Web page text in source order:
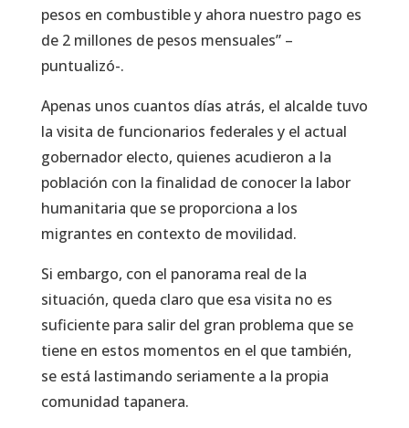
pesos en combustible y ahora nuestro pago es
de 2 millones de pesos mensuales” –
puntualizó-.
Apenas unos cuantos días atrás, el alcalde tuvo
la visita de funcionarios federales y el actual
gobernador electo, quienes acudieron a la
población con la finalidad de conocer la labor
humanitaria que se proporciona a los
migrantes en contexto de movilidad.
Si embargo, con el panorama real de la
situación, queda claro que esa visita no es
suficiente para salir del gran problema que se
tiene en estos momentos en el que también,
se está lastimando seriamente a la propia
comunidad tapanera.